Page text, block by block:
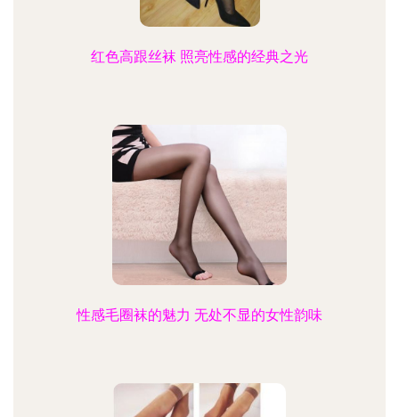
红色高跟丝袜 照亮性感的经典之光
性感毛圈袜的魅力 无处不显的女性韵味